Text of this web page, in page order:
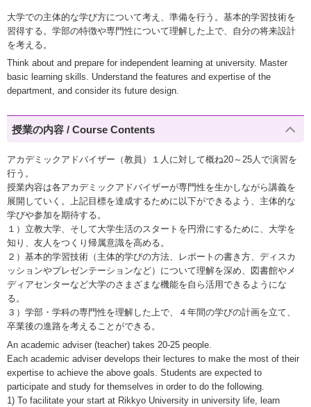
大学での主体的な学び方について考え、準備を行う。基本的学習技術を
習得する。学部の特徴や専門性について理解した上で、自分の将来設計
を考える。
Think about and prepare for independent learning at university. Master
basic learning skills. Understand the features and expertise of the
department, and consider its future design.
授業の内容 / Course Contents
アカデミックアドバイザー（教員）１人に対して概ね20～25人で演習を
行う。
授業内容は各アカデミックアドバイザーが専門性を生かしながら講義を
展開していく。上記目標を達成するために以下ができるよう、主体的な
学びや参加を期待する。
１）立教大学、そして大学生活のスタートを円滑にするために、大学を
知り、友人をつくり帰属意識を高める。
２）基本的学習技術（主体的学びの方法、レポートの書き方、ディスカ
ッションやプレゼンテーションなど）について理解を深め、図書館やメ
ディアセンターなど大学のさまざまな機能を自ら活用できるようにな
る。
３）学部・学科の専門性を理解した上で、４年間の学びの計画を立て、
卒業後の進路を考えることができる。
An academic adviser (teacher) takes 20-25 people.
Each academic adviser develops their lectures to make the most of their
expertise to achieve the above goals. Students are expected to
participate and study for themselves in order to do the following.
1) To facilitate your start at Rikkyo University in university life, learn